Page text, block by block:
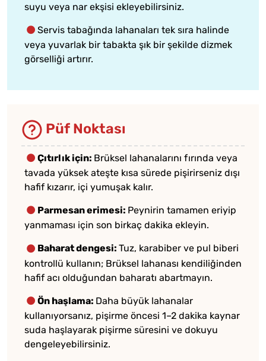
suyu veya nar ekşisi ekleyebilirsiniz.
Servis tabağında lahanaları tek sıra halinde
veya yuvarlak bir tabakta şık bir şekilde dizmek
görselliği artırır.
Püf Noktası
Çıtırlık için: Brüksel lahanalarını fırında veya
tavada yüksek ateşte kısa sürede pişirirseniz dışı
hafif kızarır, içi yumuşak kalır.
Parmesan erimesi: Peynirin tamamen eriyip
yanmaması için son birkaç dakika ekleyin.
Baharat dengesi: Tuz, karabiber ve pul biberi
kontrollü kullanın; Brüksel lahanası kendiliğinden
hafif acı olduğundan baharatı abartmayın.
Ön haşlama: Daha büyük lahanalar
kullanıyorsanız, pişirme öncesi 1–2 dakika kaynar
suda haşlayarak pişirme süresini ve dokuyu
dengeleyebilirsiniz.